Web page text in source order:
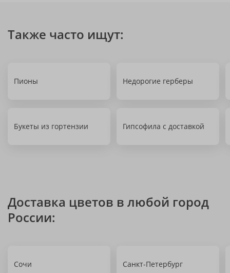
Также часто ищут:
Пионы Недорогие герберы
Букеты из гортензии Гипсофила с доставкой
Доставка цветов в любой город
России:
Сочи Санкт-Петербург